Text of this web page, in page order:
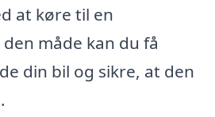
at køre til en
måde kan du få
din bil og sikre, at den